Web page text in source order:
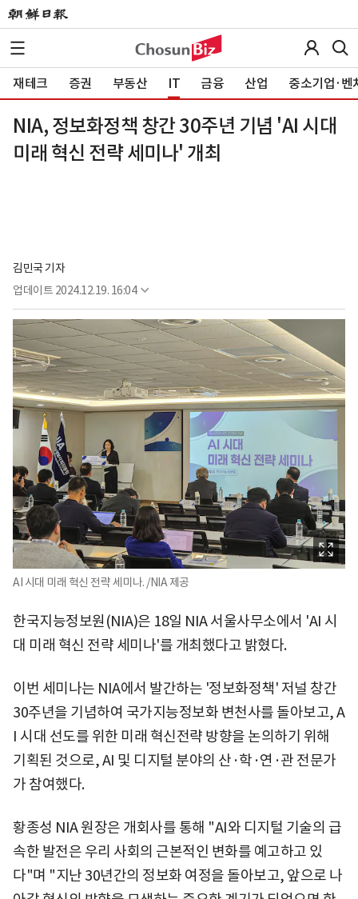
재테크 증권 부동산 IT 금융 산업 중소기업·벤
NIA, 정보화정책 창간 30주년 기념 'AI 시대
미래 혁신 전략 세미나' 개최
김민국 기자
업데이트 2024.12.19. 16:04
AI 시대 미래 혁신 전략 세미나. /NIA 제공
한국지능정보원(NIA)은 18일 NIA 서울사무소에서 'AI 시
대 미래 혁신 전략 세미나'를 개최했다고 밝혔다.
이번 세미나는 NIA에서 발간하는 '정보화정책' 저널 창간
30주년을 기념하여 국가지능정보화 변천사를 돌아보고, A
I 시대 선도를 위한 미래 혁신전략 방향을 논의하기 위해
기획된 것으로, AI 및 디지털 분야의 산·학·연·관 전문가
가 참여했다.
황종성 NIA 원장은 개회사를 통해 "AI와 디지털 기술의 급
속한 발전은 우리 사회의 근본적인 변화를 예고하고 있
다"며 "지난 30년간의 정보화 여정을 돌아보고, 앞으로 나